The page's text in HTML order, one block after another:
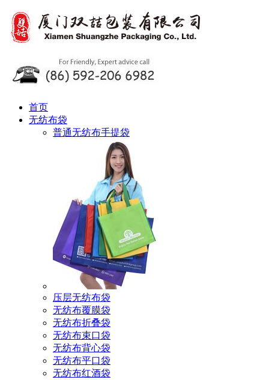
首页
无纺布袋
普通无纺布手提袋
压层无纺布袋
无纺布覆膜袋
无纺布折叠袋
无纺布束口袋
无纺布背心袋
无纺布平口袋
无纺布红酒袋